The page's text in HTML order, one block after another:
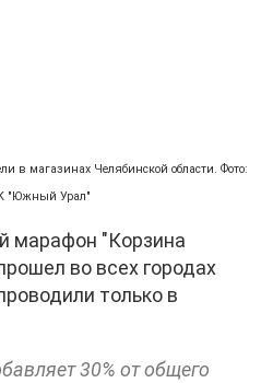
в магазинах Челябинской области. Фото:
"Южный Урал"
марафон "Корзина
во всех городах
только в
30% от общего